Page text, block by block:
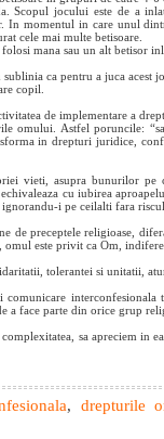
Scopul jocului este de a
In momentul in care unul
cele mai multe betisoare.
mana sau un alt betisor
ca pentru a juca acest
copil.
de implementare a
omului. Astfel poruncile:
in drepturi juridice,
vieti, asupra bunurilor pe
cu iubirea
i pe ceilalti fara
de preceptele religioase,
este privit ca Om,
tolerantei si unitatii,
a face parte din orice grup
sa apreciem in
, drepturile